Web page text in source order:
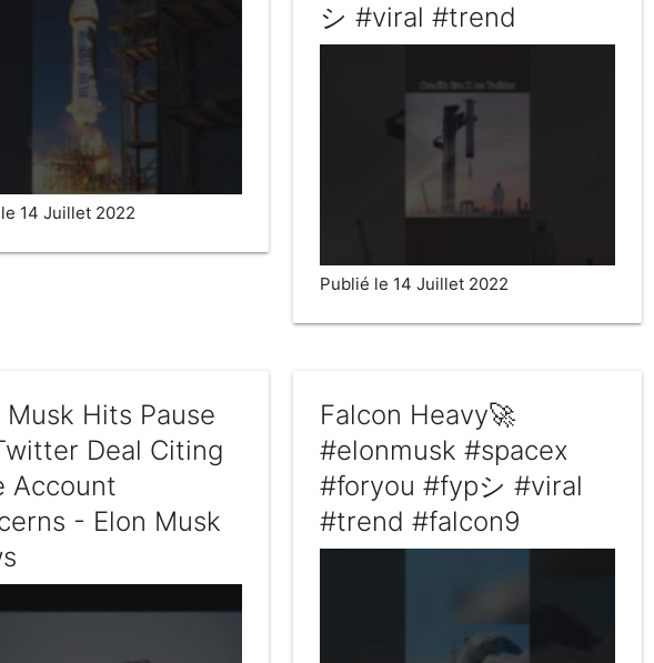
14 Juillet 2022
シ #viral #trend
Publié le 14 Juillet 2022
Musk Hits Pause
Deal Citing
Account
- Elon Musk
Falcon Heavy🚀
#elonmusk #spacex
#foryou #fypシ #viral
#trend #falcon9